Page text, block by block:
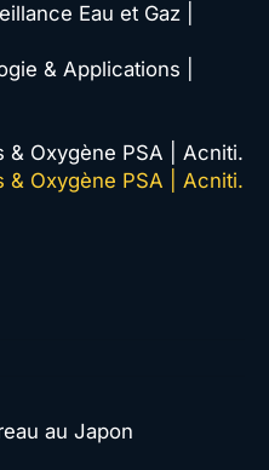
Eau et Gaz |
& Applications |
& Oxygène PSA | Acniti.
& Oxygène PSA | Acniti.
au Japon